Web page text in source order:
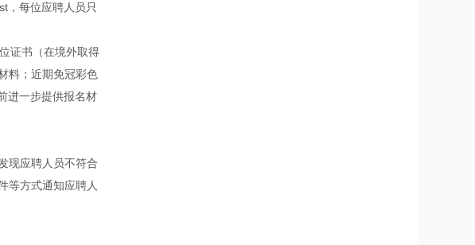
，每位应聘人员只
证书（在境外取得
料；近期免冠彩色
进一步提供报名材
现应聘人员不符合
等方式通知应聘人